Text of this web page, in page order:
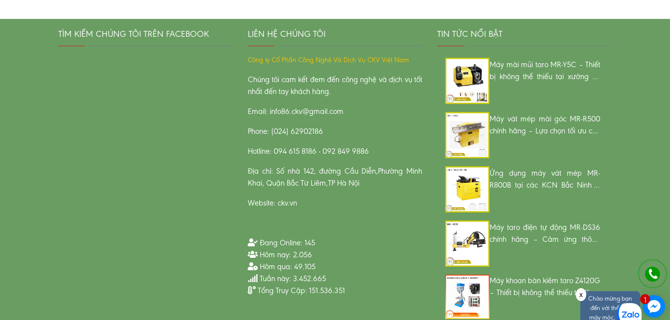
1
Chào mừng bạn
đến với thế giới
máy móc, vật tư
x
TÌM KIẾM CHÚNG TÔI TRÊN FACEBOOK LIÊN HỆ CHÚNG TÔI
Công ty Cổ Phần Công Nghệ Và Dịch Vụ CKV Việt Nam
Chúng tôi cam kết đem đến công nghệ và dịch vụ tốt
nhất đến tay khách hàng.
Email: info86.ckv@gmail.com
Phone: (024) 62902186
Hotline: 094 615 8186 - 092 849 9886
Địa chỉ: Số nhà 142, đường Cầu Diễn,Phường Minh
Khai, Quận Bắc Từ Liêm,TP Hà Nội
Website: ckv.vn
Đang Online: 145
Hôm nay: 2.056
Hôm qua: 49.105
Tuần này: 3.452.665
Tổng Truy Cập: 151.536.351
TIN TỨC NỔI BẬT
Máy mài mũi taro MR-Y5C – Thiết
bị không thể thiếu tại xưởng cơ
Máy vát mép mài góc MR-R500
chính hãng – Lựa chọn tối ưu cho
Ứng dụng máy vát mép MR-
R800B tại các KCN Bắc Ninh –
Máy taro điện tự động MR-DS36
chính hãng – Cảm ứng thông
Máy khoan bàn kiêm taro Z4120G
– Thiết bị không thể thiếu tại KCN